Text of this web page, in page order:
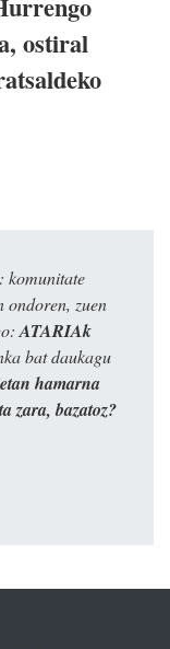
ostiral
komunitate
ondoren, zuen
ATARIAk
bat daukagu
hamarna
zara, bazatoz?